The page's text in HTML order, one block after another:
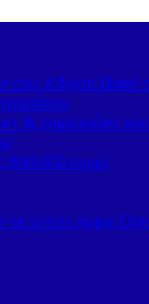
στο Alkyon Hotel
& χαιρετούσε
800.000 ευρώ
μείνει χωρίς